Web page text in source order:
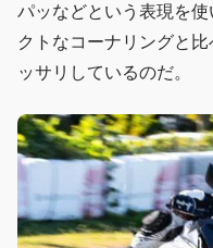
パッなどという表現を
クトなコーナリングと
ッサリしているのだ。